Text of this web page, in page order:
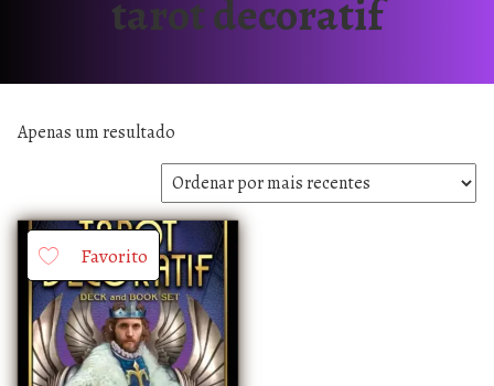
tarot decoratif
Apenas um resultado
Favorito